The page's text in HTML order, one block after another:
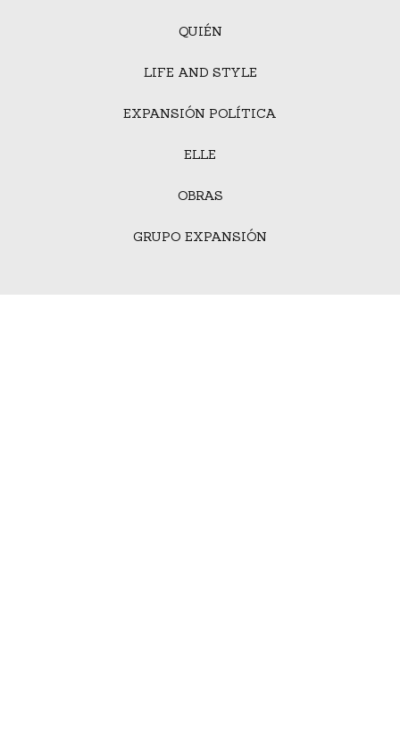
QUIÉN
LIFE AND STYLE
EXPANSIÓN POLÍTICA
ELLE
OBRAS
GRUPO EXPANSIÓN